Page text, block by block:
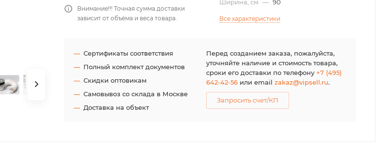
Внимание!!! Точная сумма доставки
зависит от объёма и веса товара.
Ширина, см — 90
Все характеристики
Сертификаты соответствия
Полный комплект документов
Скидки оптовикам
Самовывоз со склада в Москве
Доставка на объект
Перед созданием заказа, пожалуйста,
уточняйте наличие и стоимость товара,
сроки его доставки по телефону+7 (495)
642-42-56или email zakaz@vipsell.ru.
Запросить счет/КП